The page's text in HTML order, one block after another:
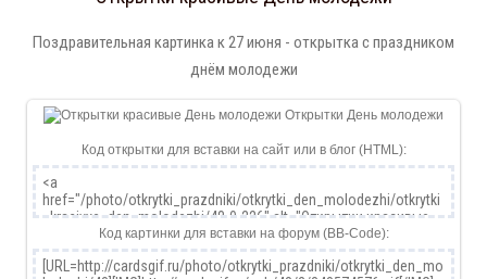
Поздравительная картинка к 27 июня - открытка с праздником
днём молодежи
Код открытки для вставки на сайт или в блог (HTML):
Код картинки для вставки на форум (BB-Code):